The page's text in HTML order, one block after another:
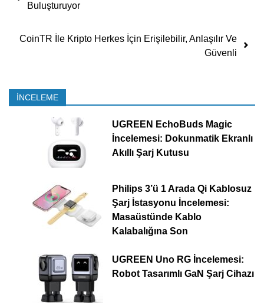
Buluşturuyor
CoinTR İle Kripto Herkes İçin Erişilebilir, Anlaşılır Ve
Güvenli
İNCELEME
UGREEN EchoBuds Magic
İncelemesi: Dokunmatik Ekranlı
Akıllı Şarj Kutusu
Philips 3’ü 1 Arada Qi Kablosuz
Şarj İstasyonu İncelemesi:
Masaüstünde Kablo
Kalabalığına Son
UGREEN Uno RG İncelemesi:
Robot Tasarımlı GaN Şarj Cihazı